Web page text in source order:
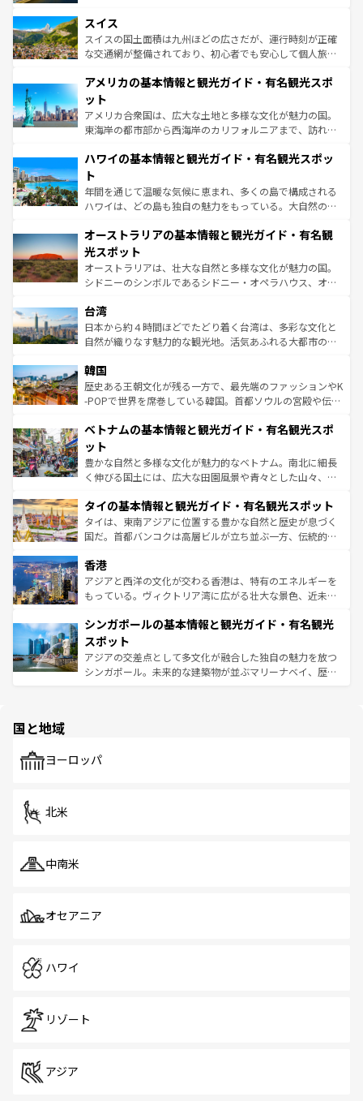
を参照してほしい。
は、お酒好きな人にはぜひ体験してほしい。 なお、新着の
ドイツ情報はコンテンツ一覧を参照してほしい。
リアごとに異なる魅力がある。また、優雅なアフタヌーン
ティー、ビール好きにはたまらない英国パブ、サッカー観
戦など、本場だからこそできる体験も豊富。イギリスを旅
ンツ一覧を参照してほしい。
スイス
スイスの国土面積は九州ほどの広さだが、運行時刻が正確
な交通網が整備されており、初心者でも安心して個人旅行
の建物がそのまま残る町や、スイスならではのユニークな
博物館もあり、アルプス観光だけでなく町歩きも満喫する
ことができる。国民の所得が高いため物価も高いが、旅行
者向けの交通パス提供のサービスもあり、うまく活用すれ
着のスイス情報はコンテンツ一覧を参照してほしい。
アメリカの基本情報と観光ガイド・有名観光スポ
ット
アメリカ合衆国は、広大な土地と多様な文化が魅力の国。
東海岸の都市部から西海岸のカリフォルニアまで、訪れる
のような巨大都市は、観光、ショッピング、エンターテイ
ンメントが詰まった刺激的なスポットだ。一方、アメリカ
西部には大自然が広がり、グランドキャニオンやイエロー
ストーン国立公園といった絶景が堪能できる。さらに、南
文化が魅力。旅行者はアメリカの各地域で異なる魅力を楽
しみながら、その多様性と豊かな歴史を感じることができ
るだろう。車でのロードトリップや列車の旅も、アメリカ
ならではの贅沢な旅のスタイルだ。 なお、新着のアメリカ
情報は コンテンツ一覧 を参照してほしい。
ハワイの基本情報と観光ガイド・有名観光スポッ
ト
年間を通じて温暖な気候に恵まれ、多くの島で構成される
ハワイは、どの島も独自の魅力をもっている。大自然の神
ワイ島は見逃せない。また、定番の観光地といえばオアフ
島だが、静かな自然を求めるならマウイ島やカウアイ島が
おすすめ。エメラルドグリーンに輝く海をはじめ、豊かな
文化や歴史が息づいている。「アロハスピリット」と呼ば
人々、おいしいローカルフードやハワイアンミュージッ
ク、伝統的なフラダンスなど、すべてがハワイの魅力を彩
っている。訪れるたびに新しい発見と感動が待っているハ
はコンテンツ一覧
オーストラリアの基本情報と観光ガイド・有名観
光スポット
オーストラリアは、壮大な自然と多様な文化が魅力の国。
シドニーのシンボルであるシドニー・オペラハウス、オー
リアリーフや大陸中央部にそびえるウルル（エアーズロッ
ク）、タスマニアの美しい原生林やケアンズの熱帯雨林な
ど、見どころがたくさん。また、カフェやワイン、オージ
いる。アクティビティも充実しており、サーフィンやダイ
ビング、ハイキングなど、アウトドア好きにはたまらな
い。オーストラリアの多彩な魅力を存分に味わいつくそ
参照してほしい。
台湾
日本から約４時間ほどでたどり着く台湾は、多彩な文化と
自然が織りなす魅力的な観光地。活気あふれる大都市の台
ン）、静ひつな山岳地帯である台湾東部など、都市の喧騒
と山間の静けさが共存しており、訪れる人に新しい発見と
驚きをもたらしてくれる。また、奥深い台湾の食文化も魅
容にもいいと評判のスイーツなど、バラエティ豊かな料理
照してほしい。
韓国
歴史ある王朝文化が残る一方で、最先端のファッションやK
-POPで世界を席巻している韓国。首都ソウルの宮殿や伝統
き、地方に足を延ばせば四季折々の自然美を楽しむことが
できる。そして、キムチや焼肉、絶品のストリートフード
まで、さまざまな韓国料理が待っている。夜には、韓国な
らではのナイトライフも堪能できる。あたたかいホスピタ
わってみてほしい。 なお、新着の韓国情報はコンテンツ一
覧 を参照してほしい。
ベトナムの基本情報と観光ガイド・有名観光スポ
ット
豊かな自然と多様な文化が魅力的なベトナム。南北に細長
く伸びる国土には、広大な田園風景や青々とした山々、世
急速な発展と共に伝統が息づく。ハノイの古い町並みやホ
ーチミン市のフランス統治時代の建物も、独特の雰囲気を
醸し出している。また、バラエティの豊かさとおいしさで
とつ。フォーやバインミー、ベトナムコーヒーなどは、ぜ
ひ現地で味わいたい。どの地域を訪れてもあたたかい人々
が旅行者を迎えてくれるので、きっと忘れられない旅にな
参照してほしい。
タイの基本情報と観光ガイド・有名観光スポット
タイは、東南アジアに位置する豊かな自然と歴史が息づく
国だ。首都バンコクは高層ビルが立ち並ぶ一方、伝統的な
の活気が交差している。北部ではチェンマイなどの山岳地
帯で自然と触れ合い、南部ではプーケットやクラビの美し
いビーチでリゾート気分を楽しむことができる。タイ料理
激する。気候は一年中温暖で、どの季節にも異なる楽しみ
が待っている。親しみやすいタイの人々、仏教を中心とし
た文化、そして多様な観光資源が、訪れる旅人を魅了し続
ける。 なお、新着のタイ情報はコンテンツ一覧を参照して
香港
アジアと西洋の文化が交わる香港は、特有のエネルギーを
もっている。ヴィクトリア湾に広がる壮大な景色、近未来
み、どこを訪れても感動するはず。観光スポットが密集し
ており、効率よく見どころを回れるのも魅力。息をのむよ
うな絶景から文化的な体験まで、香港を存分に楽しみ尽く
そう。 なお、新着の香港情報はコンテンツ一覧を参照して
シンガポールの基本情報と観光ガイド・有名観光
スポット
アジアの交差点として多文化が融合した独自の魅力を放つ
シンガポール。未来的な建築物が並ぶマリーナベイ、歴史
で、ホーカーズは地元の風情を楽しめる外せないスポット
国と地域
ヨーロッパ
北米
中南米
オセアニア
ハワイ
リゾート
アジア